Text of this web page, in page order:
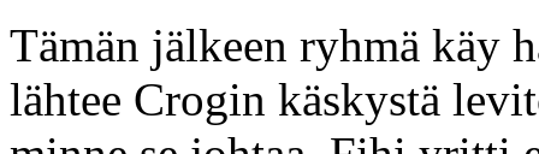
Tämän jälkeen ryhmä käy
lähtee Crogin käskystä